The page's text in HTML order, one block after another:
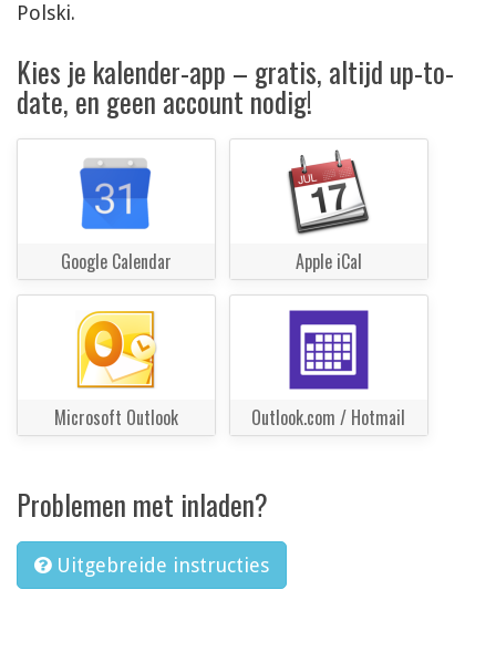
Polski.
Kies je kalender-app – gratis, altijd up-to-
date, en geen account nodig!
Google Calendar Apple iCal
Microsoft Outlook Outlook.com / Hotmail
Problemen met inladen?
Uitgebreide instructies